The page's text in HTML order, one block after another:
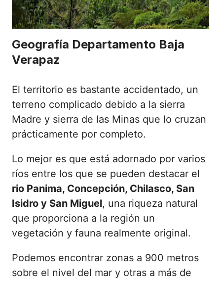
Geografía Departamento Baja
Verapaz
El territorio es bastante accidentado, un
terreno complicado debido a la sierra
Madre y sierra de las Minas que lo cruzan
prácticamente por completo.
Lo mejor es que está adornado por varios
ríos entre los que se pueden destacar el
rio Panima, Concepción, Chilasco, San
Isidro y San Miguel, una riqueza natural
que proporciona a la región un
vegetación y fauna realmente original.
Podemos encontrar zonas a 900 metros
sobre el nivel del mar y otras a más de